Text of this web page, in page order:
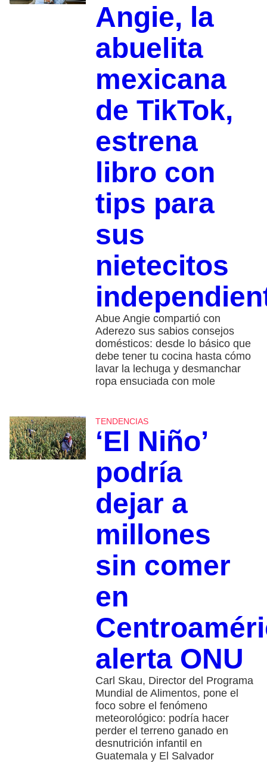
Angie, la
abuelita
mexicana
de TikTok,
estrena
libro con
tips para
sus
nietecitos
Abue Angie compartió con
Aderezo sus sabios consejos
domésticos: desde lo básico que
debe tener tu cocina hasta cómo
lavar la lechuga y desmanchar
ropa ensuciada con mole
TENDENCIAS
‘El Niño’
podría
dejar a
millones
sin comer
en
alerta ONU
Carl Skau, Director del Programa
Mundial de Alimentos, pone el
foco sobre el fenómeno
meteorológico: podría hacer
perder el terreno ganado en
desnutrición infantil en
Guatemala y El Salvador